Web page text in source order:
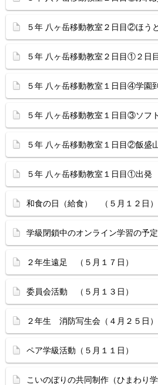
５年 八ヶ岳移動教室２日目②ほう
５年 八ヶ岳移動教室２日目①２日
５年 八ヶ岳移動教室１日目④学園
５年 八ヶ岳移動教室１日目③ソフ
５年 八ヶ岳移動教室１日目②飯盛
５年 八ヶ岳移動教室１日目①出発
和食の日（給食） （５月１２日）
学級閉鎖中のオンライン学習の予定
２年生遠足 （５月１７日）
委員会活動 （５月１３日）
２年生 消防写生会（４月２５日）
ペア学級活動（５月１１日）
こいのぼりの共同制作（ひまわり学